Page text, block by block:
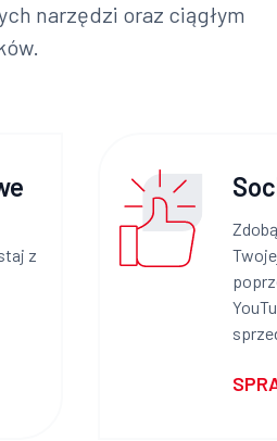
narzędzi oraz ciągłym
z